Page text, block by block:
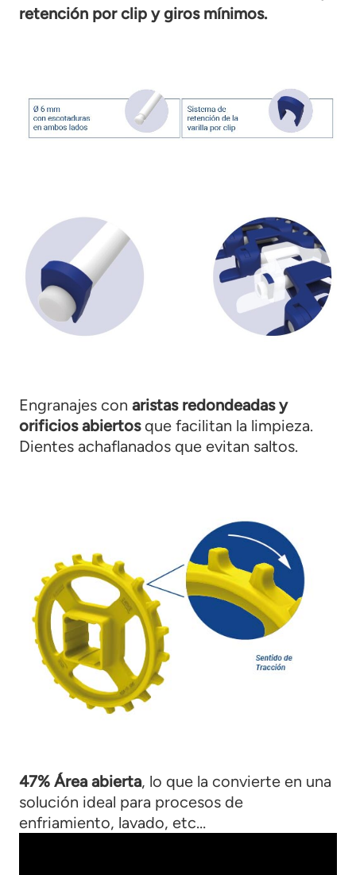
retención por clip y giros mínimos.
Engranajes con aristas redondeadas y
orificios abiertosque facilitan la limpieza.
Dientes achaflanados que evitan saltos.
47% Área abierta, lo que la convierte en una
solución ideal para procesos de
enfriamiento, lavado, etc…